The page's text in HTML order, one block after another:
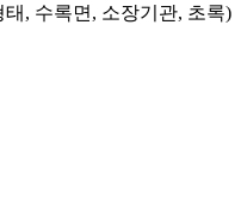
, 수록면, 소장기관, 초록)